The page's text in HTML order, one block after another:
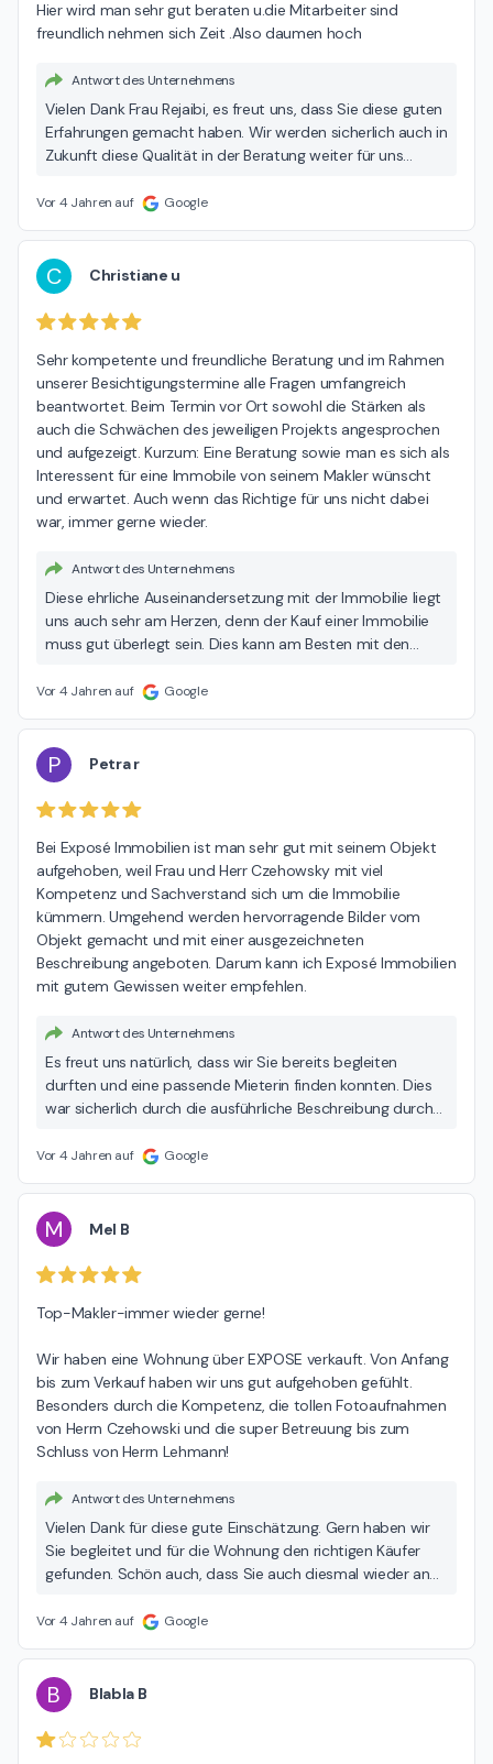
Hier wird man sehr gut beraten u.die Mitarbeiter sind
freundlich nehmen sich Zeit .Also daumen hoch
Antwort des Unternehmens
Vielen Dank Frau Rejaibi, es freut uns, dass Sie diese guten
Erfahrungen gemacht haben. Wir werden sicherlich auch in
Zukunft diese Qualität in der Beratung weiter für uns
Vor 4 Jahren auf Google
C Christiane u
Sehr kompetente und freundliche Beratung und im Rahmen
unserer Besichtigungstermine alle Fragen umfangreich
beantwortet. Beim Termin vor Ort sowohl die Stärken als
auch die Schwächen des jeweiligen Projekts angesprochen
und aufgezeigt. Kurzum: Eine Beratung sowie man es sich als
Interessent für eine Immobile von seinem Makler wünscht
und erwartet. Auch wenn das Richtige für uns nicht dabei
war, immer gerne wieder.
Antwort des Unternehmens
Diese ehrliche Auseinandersetzung mit der Immobilie liegt
uns auch sehr am Herzen, denn der Kauf einer Immobilie
muss gut überlegt sein. Dies kann am Besten mit den
Vor 4 Jahren auf Google
P Petra r
Bei Exposé Immobilien ist man sehr gut mit seinem Objekt
aufgehoben, weil Frau und Herr Czehowsky mit viel
Kompetenz und Sachverstand sich um die Immobilie
kümmern. Umgehend werden hervorragende Bilder vom
Objekt gemacht und mit einer ausgezeichneten
Beschreibung angeboten. Darum kann ich Exposé Immobilien
mit gutem Gewissen weiter empfehlen.
Antwort des Unternehmens
Es freut uns natürlich, dass wir Sie bereits begleiten
durften und eine passende Mieterin finden konnten. Dies
war sicherlich durch die ausführliche Beschreibung durch
Vor 4 Jahren auf Google
M Mel B
Top-Makler-immer wieder gerne!
Wir haben eine Wohnung über EXPOSE verkauft. Von Anfang
bis zum Verkauf haben wir uns gut aufgehoben gefühlt.
Besonders durch die Kompetenz, die tollen Fotoaufnahmen
von Herrn Czehowski und die super Betreuung bis zum
Schluss von Herrn Lehmann!
Antwort des Unternehmens
Vielen Dank für diese gute Einschätzung. Gern haben wir
Sie begleitet und für die Wohnung den richtigen Käufer
gefunden. Schön auch, dass Sie auch diesmal wieder an
Vor 4 Jahren auf Google
B Blabla B